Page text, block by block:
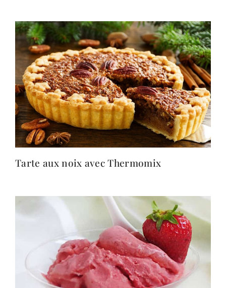
Tarte aux noix avec Thermomix